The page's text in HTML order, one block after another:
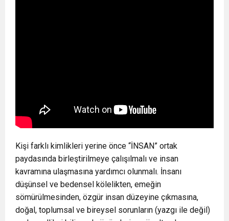
Kişi farklı kimlikleri yerine önce “İNSAN” ortak
paydasında birleştirilmeye çalışılmalı ve insan
kavramına ulaşmasına yardımcı olunmalı. İnsanı
düşünsel ve bedensel kölelikten, emeğin
sömürülmesinden, özgür insan düzeyine çıkmasına,
doğal, toplumsal ve bireysel sorunların (yazgı ile değil)